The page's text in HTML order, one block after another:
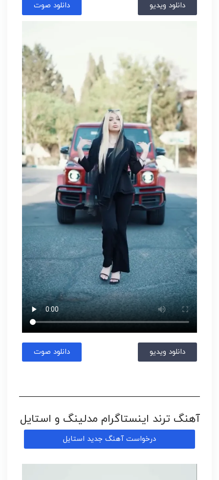
دانلود ویدیو دانلود صوت
دانلود ویدیو دانلود صوت
آهنگ ترند اینستاگرام مدلینگ و استایل
درخواست آهنگ جدید استایل